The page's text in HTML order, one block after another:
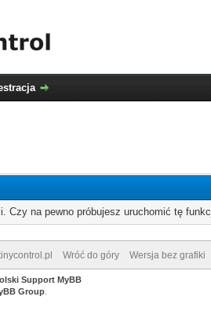
Czy na pewno próbujesz uruchomić tę
Wróć do góry Wersja bez grafiki
Support MyBB
Group